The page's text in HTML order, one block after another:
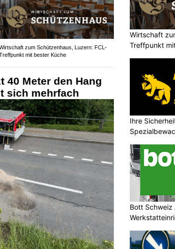
zum Schützenhaus, Luzern: FCL-
mit bester Küche
40 Meter den Hang
sich mehrfach
Wirtschaft
Treffpunkt
Ihre
Bott Schweiz